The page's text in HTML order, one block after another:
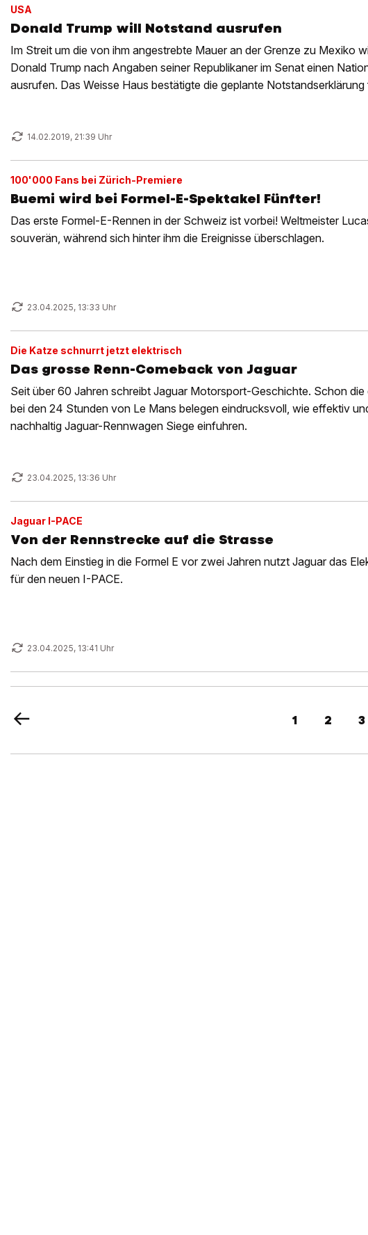
USA
Donald Trump will Notstand ausrufen
Im Streit um die von ihm angestrebte Mauer an der Grenze zu Mexiko
Donald Trump nach Angaben seiner Republikaner im Senat einen
ausrufen. Das Weisse Haus bestätigte die geplante Notstandserklärung
14.02.2019, 21:39 Uhr
100'000 Fans bei Zürich-Premiere
Buemi wird bei Formel-E-Spektakel Fünfter!
Das erste Formel-E-Rennen in der Schweiz ist vorbei! Weltmeister
souverän, während sich hinter ihm die Ereignisse überschlagen.
23.04.2025, 13:33 Uhr
Die Katze schnurrt jetzt elektrisch
Das grosse Renn-Comeback von Jaguar
Seit über 60 Jahren schreibt Jaguar Motorsport-Geschichte. Schon die
bei den 24 Stunden von Le Mans belegen eindrucksvoll, wie effektiv
nachhaltig Jaguar-Rennwagen Siege einfuhren.
23.04.2025, 13:36 Uhr
Jaguar I-PACE
Von der Rennstrecke auf die Strasse
Nach dem Einstieg in die Formel E vor zwei Jahren nutzt Jaguar das
für den neuen I-PACE.
23.04.2025, 13:41 Uhr
1 2 3